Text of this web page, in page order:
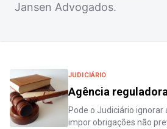
Jansen Advogados.
JUDICIÁRIO
Agência
Pode o Judiciário
impor obrigações não